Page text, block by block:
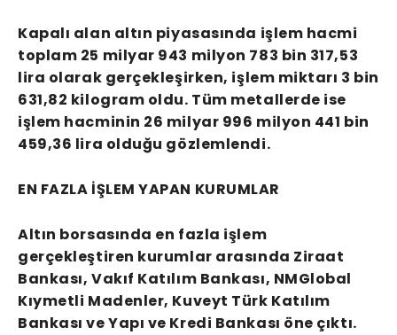
Kapalı alan altın piyasasında işlem hacmi
toplam 25 milyar 943 milyon 783 bin 317,53
lira olarak gerçekleşirken, işlem miktarı 3 bin
631,82 kilogram oldu. Tüm metallerde ise
işlem hacminin 26 milyar 996 milyon 441 bin
459,36 lira olduğu gözlemlendi.
EN FAZLA İŞLEM YAPAN KURUMLAR
Altın borsasında en fazla işlem
gerçekleştiren kurumlar arasında Ziraat
Bankası, Vakıf Katılım Bankası, NMGlobal
Kıymetli Madenler, Kuveyt Türk Katılım
Bankası ve Yapı ve Kredi Bankası öne çıktı.